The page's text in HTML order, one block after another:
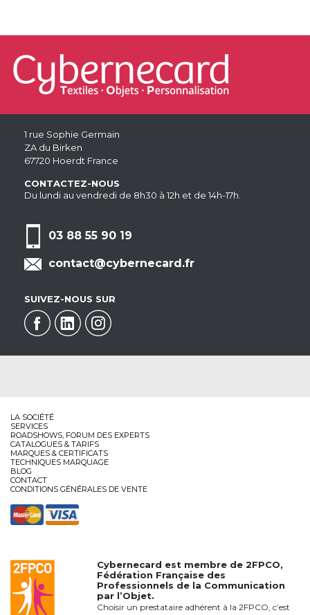
1 rue Sophie Germain
ZA du Birken
67720 Hoerdt France
CONTACTEZ-NOUS
Du lundi au vendredi de 8h30 à 12h et de 14h-17h.
03 88 55 90 19
contact@cybernecard.fr
SUIVEZ-NOUS SUR
LA SOCIÉTÉ
SERVICES
ROADSHOWS, FORUM DES EXPERTS
CATALOGUES & TARIFS
MARQUES & CERTIFICATS
TECHNIQUES MARQUAGE
BLOG
CONTACT
CONDITIONS GÉNÉRALES DE VENTE
Cybernecard est membre de2FPCO,
Fédération Française des
Professionnels de la Communication
par l’Objet.
Choisir un prestataire adhérent à la 2FPCO, c’est